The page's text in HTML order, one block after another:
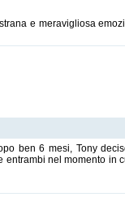
e meravigliosa
ben 6 mesi, Tony
entrambi nel momento in